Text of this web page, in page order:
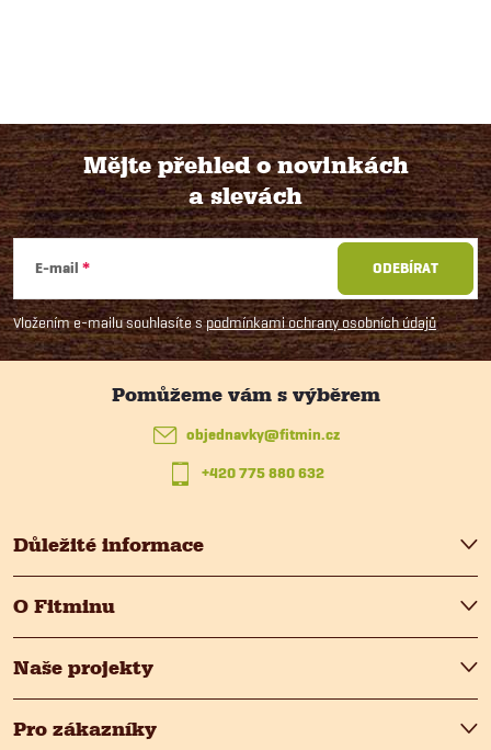
Z
á
p
Mějte přehled o novinkách
a slevách
E-mail
Vložením e-mailu souhlasíte spodmínkami ochrany osobních údajů
ODEBÍRAT
Důležité informace
O Fitminu
Naše projekty
Pro zákazníky
objednavky@fitmin.cz
+420 775 880 632